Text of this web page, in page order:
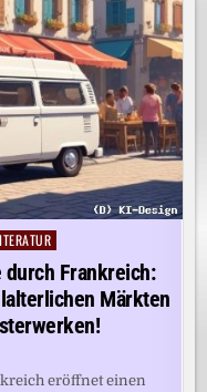
Frankreich:
Märkten
eröffnet einen